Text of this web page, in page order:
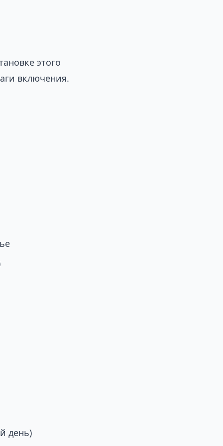
этого
включения.
день)